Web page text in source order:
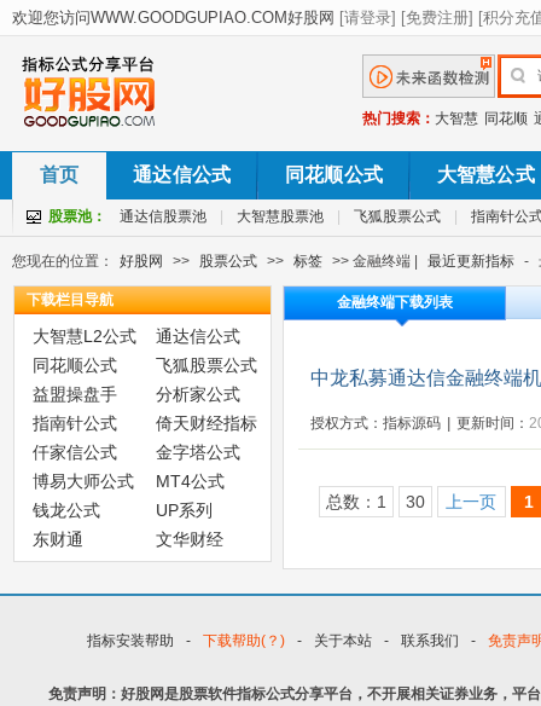
热门搜索： 大智慧 同花顺
首页 通达信公式 同花顺公式 大智慧公式
股票池： 通达信股票池 大智慧股票池 飞狐股票公式 指南针公
您现在的位置： 好股网 >> 股票公式 >> 标签 >> 金融终端 | 最近更新指标 -
下载栏目导航
大智慧L2公式
通达信公式
同花顺公式
飞狐股票公式
益盟操盘手
分析家公式
指南针公式
倚天财经指标
仟家信公式
金字塔公式
博易大师公式
MT4公式
钱龙公式
UP系列
东财通
文华财经
金融终端下载列表
中龙私募通达信金融终端
授权方式：指标源码 更新时间：
总数：1 30 上一页 1
指标安装帮助 - 下载帮助(？) - 关于本站 - 联系我们 - 免责声
免责声明：好股网是股票软件指标公式分享平台，不开展相关证券业务，平